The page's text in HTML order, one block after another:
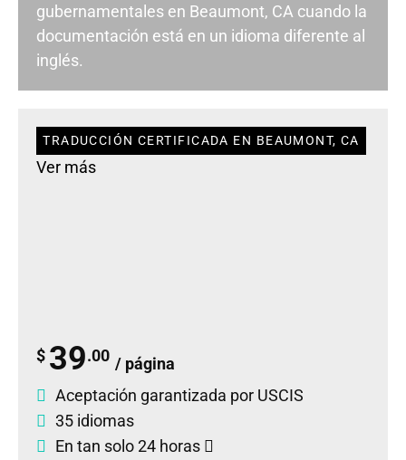
gubernamentales en Beaumont, CA cuando la
documentación está en un idioma diferente al
inglés.
TRADUCCIÓN CERTIFICADA EN BEAUMONT, CA
Ver más
$ 39.00 / página
Aceptación garantizada por USCIS
35 idiomas
En tan solo 24 horas